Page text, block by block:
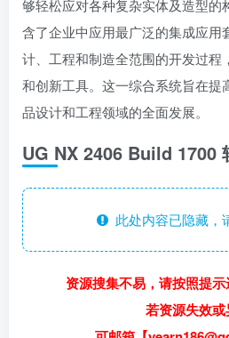
够轻松应对各种复杂实体及造型的
含了企业中应用最广泛的集成应用
计、工程和制造全范围的开发过程
和创新工具。这一综合系统旨在提
品设计和工程领域的全面发展。
UG NX 2406 Build 1700
此处内容已隐藏，
资源搜集不易，请按照提示
若资源失效或